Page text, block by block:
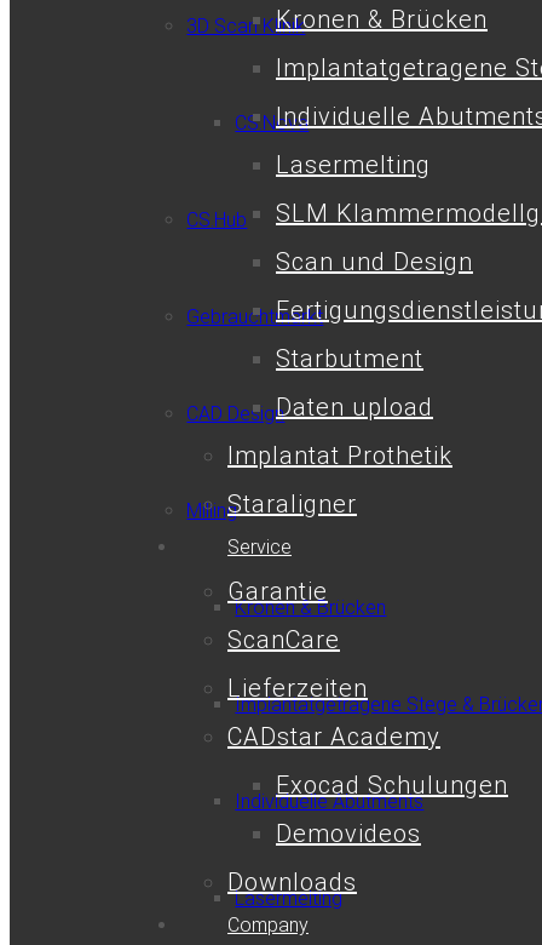
3D Scan Klinik
CS.Nova
CS.Hub
Gebrauchtmarkt
CAD Design
Milling
Kronen & Brücken
Implantatgetragene Stege &
Individuelle Abutments
Lasermelting
Kronen & Brücken
Implantatgetragene
Individuelle
Lasermelting
SLM
Scan und Design
Starbutment
Daten upload
Implantat Prothetik
Staraligner
Service
Garantie
ScanCare
Lieferzeiten
CADstar Academy
Exocad Schulungen
Demovideos
Downloads
Company